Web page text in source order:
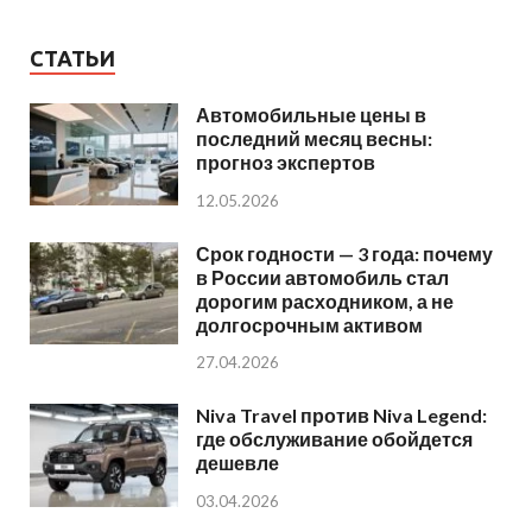
СТАТЬИ
Автомобильные цены в
последний месяц весны:
прогноз экспертов
12.05.2026
Срок годности — 3 года: почему
в России автомобиль стал
дорогим расходником, а не
долгосрочным активом
27.04.2026
Niva Travel против Niva Legend:
где обслуживание обойдется
дешевле
03.04.2026